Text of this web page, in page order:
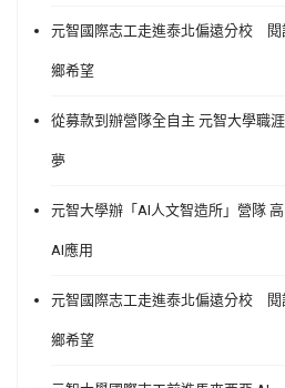
元智國際志工走進泰北偏遠分校 閱
鄉希望
從募款到辦營隊全自主 元智大學職
夢
元智大學辦「AI人文智造所」營隊
AI應用
元智國際志工走進泰北偏遠分校 閱
鄉希望